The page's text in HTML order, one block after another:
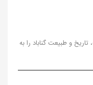
و طبیعت گناباد را به